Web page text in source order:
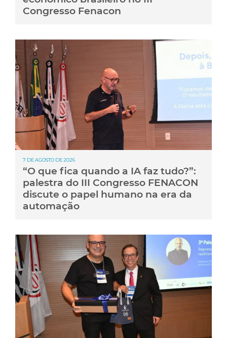
Congresso Fenacon
7 DE AGOSTO DE 2026
“O que fica quando a IA faz tudo?”:
palestra do III Congresso FENACON
discute o papel humano na era da
automação